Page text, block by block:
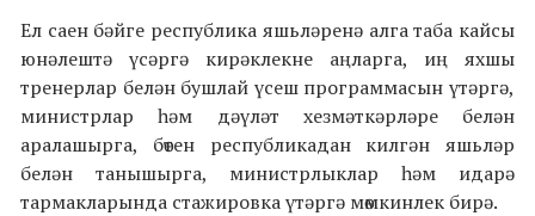
Ел саен бәйге республика яшьләренә алга таба кайсы
юнәлештә үсәргә кирәклекне аңларга, иң яхшы
тренерлар белән бушлай үсеш программасын үтәргә,
министрлар һәм дәүләт хезмәткәрләре белән
аралашырга, бөтен республикадан килгән яшьләр
белән танышырга, министрлыклар һәм идарә
тармакларында стажировка үтәргә мөмкинлек бирә.